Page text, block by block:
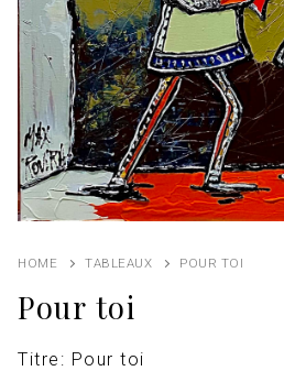
HOME TABLEAUX POUR TOI
Pour toi
Titre: Pour toi